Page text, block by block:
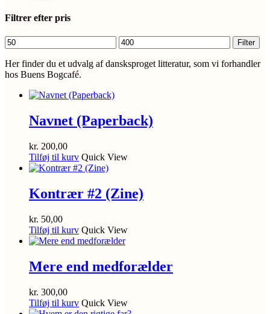
Filtrer efter pris
Mindste
pris
Højeste
pris
Filter
Her finder du et udvalg af dansksproget litteratur, som vi forhandler
hos Buens Bogcafé.
Navnet (Paperback)
kr. 200,00
Tilføj til kurv Quick View
Kontrær #2 (Zine)
kr. 50,00
Tilføj til kurv Quick View
Mere end medforælder
kr. 300,00
Tilføj til kurv Quick View